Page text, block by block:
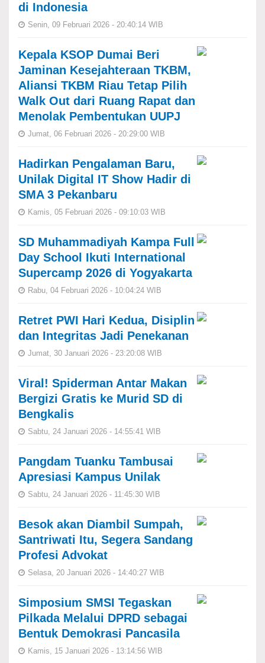
di Indonesia
Senin, 09 Februari 2026 - 20:40:14 WIB
Kepala KSOP Dumai Beri
Jaminan Kesejahteraan TKBM,
Aliansi TKBM Riau Tetap Pilih
Walk Out dari Ruang Rapat dan
Menolak Pembentukan UUPJ
Jumat, 06 Februari 2026 - 20:29:00 WIB
Hadirkan Pengalaman Baru,
Unilak Digital IT Show Hadir di
SMA 3 Pekanbaru
Kamis, 05 Februari 2026 - 09:10:03 WIB
SD Muhammadiyah Kampa Full
Day School Ikuti International
Supercamp 2026 di Yogyakarta
Rabu, 04 Februari 2026 - 10:04:24 WIB
Retret PWI Hari Kedua, Disiplin
dan Integritas Jadi Penekanan
Jumat, 30 Januari 2026 - 23:20:08 WIB
Viral! Spiderman Antar Makan
Bergizi Gratis ke Murid SD di
Bengkalis
Sabtu, 24 Januari 2026 - 14:55:41 WIB
Pangdam Tuanku Tambusai
Apresiasi Kampus Unilak
Sabtu, 24 Januari 2026 - 11:45:30 WIB
Besok akan Diambil Sumpah,
Santriwati Itu, Segera Sandang
Profesi Advokat
Selasa, 20 Januari 2026 - 14:40:27 WIB
Simposium SMSI Tegaskan
Pilkada Melalui DPRD sebagai
Bentuk Demokrasi Pancasila
Kamis, 15 Januari 2026 - 13:14:56 WIB